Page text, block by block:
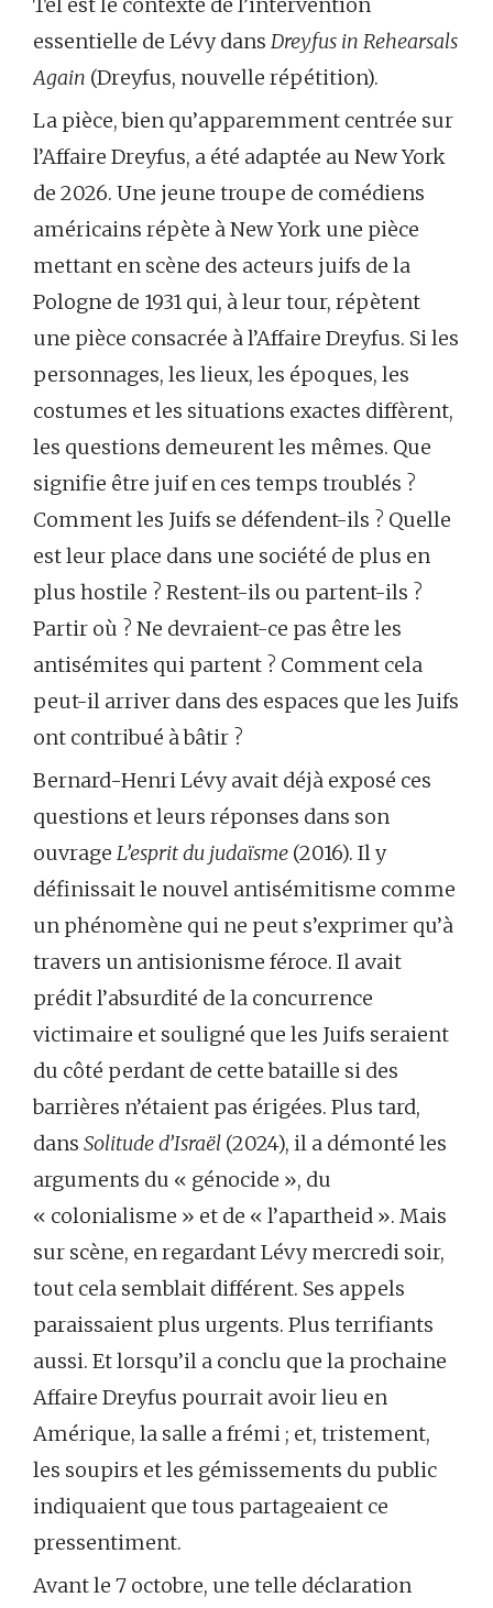
Tel est le contexte de l’intervention
essentielle de Lévy dans Dreyfus in Rehearsals
Again (Dreyfus, nouvelle répétition).
La pièce, bien qu’apparemment centrée sur
l’Affaire Dreyfus, a été adaptée au New York
de 2026. Une jeune troupe de comédiens
américains répète à New York une pièce
mettant en scène des acteurs juifs de la
Pologne de 1931 qui, à leur tour, répètent
une pièce consacrée à l’Affaire Dreyfus. Si les
personnages, les lieux, les époques, les
costumes et les situations exactes diffèrent,
les questions demeurent les mêmes. Que
signifie être juif en ces temps troublés ?
Comment les Juifs se défendent-ils ? Quelle
est leur place dans une société de plus en
plus hostile ? Restent-ils ou partent-ils ?
Partir où ? Ne devraient-ce pas être les
antisémites qui partent ? Comment cela
peut-il arriver dans des espaces que les Juifs
ont contribué à bâtir ?
Bernard-Henri Lévy avait déjà exposé ces
questions et leurs réponses dans son
ouvrage L’espritdu judaïsme (2016). Il y
définissait le nouvel antisémitisme comme
un phénomène qui ne peut s’exprimer qu’à
travers un antisionisme féroce. Il avait
prédit l’absurdité de la concurrence
victimaire et souligné que les Juifs seraient
du côté perdant de cette bataille si des
barrières n’étaient pas érigées. Plus tard,
dans Solituded’Israël (2024), il a démonté les
arguments du « génocide », du
« colonialisme » et de « l’apartheid ». Mais
sur scène, en regardant Lévy mercredi soir,
tout cela semblait différent. Ses appels
paraissaient plus urgents. Plus terrifiants
aussi. Et lorsqu’il a conclu que la prochaine
Affaire Dreyfus pourrait avoir lieu en
Amérique, la salle a frémi ; et, tristement,
les soupirs et les gémissements du public
indiquaient que tous partageaient ce
pressentiment.
Avant le 7 octobre, une telle déclaration